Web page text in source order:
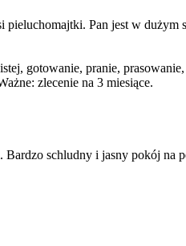
Pan jest w dużym
gotowanie, pranie, prasowanie,
zlecenie na 3 miesiące.
Bardzo schludny i jasny pokój